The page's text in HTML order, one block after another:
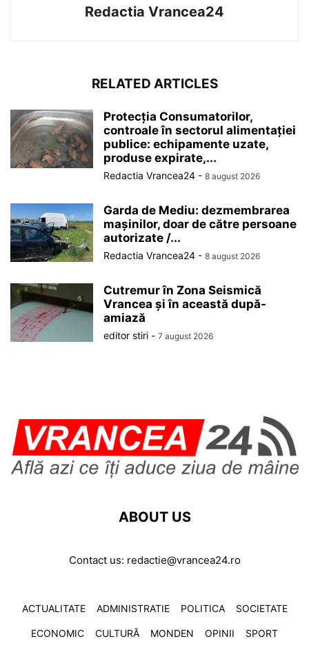
Redactia Vrancea24
RELATED ARTICLES
Protecția Consumatorilor,
controale în sectorul alimentației
publice: echipamente uzate,
produse expirate,...
Redactia Vrancea24 - 8 august 2026
Garda de Mediu: dezmembrarea
mașinilor, doar de către persoane
autorizate /...
Redactia Vrancea24 - 8 august 2026
Cutremur în Zona Seismică
Vrancea și în această după-
amiază
editor stiri - 7 august 2026
ABOUT US
Contact us: redactie@vrancea24.ro
ACTUALITATE ADMINISTRATIE POLITICA SOCIETATE
ECONOMIC CULTURĂ MONDEN OPINII SPORT